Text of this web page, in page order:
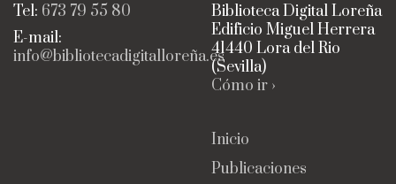
Tel: 673 79 55 80
E-mail:
info@bibliotecadigitalloreña.es
Biblioteca Digital Loreña
Edificio Miguel Herrera
41440 Lora del Rio
(Sevilla)
Cómo ir ›
Inicio
Publicaciones